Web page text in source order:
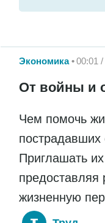
Экономика 00:01
От войны и
Чем помочь
пострадавших
Приглашать
предоставляя
жизненную